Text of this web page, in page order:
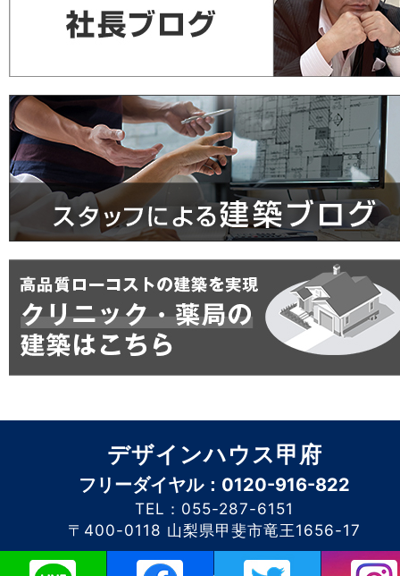
デザインハウス甲府
フリーダイヤル：0120-916-822
TEL：055-287-6151
〒400-0118 山梨県甲斐市竜王1656-17
このホームページに掲載されるコンテンツの無断転載を禁止いたします。デザイン